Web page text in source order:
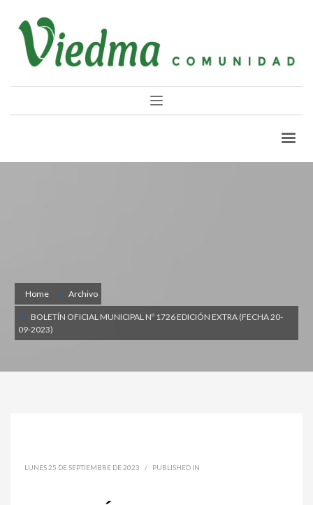
Home Archivo
BOLETÍN OFICIAL MUNICIPAL Nº 1726 EDICIÓN EXTRA (FECHA 20-
09-2023)
LUNES 25 DE SEPTIEMBRE DE 2023 / PUBLISHED IN